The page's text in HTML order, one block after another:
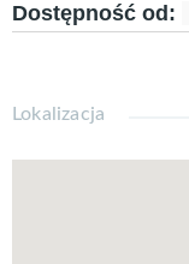
Dostępność od :
Lokalizacja